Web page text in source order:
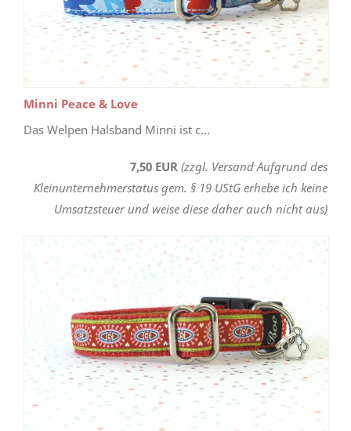
Minni Peace & Love
Das Welpen Halsband Minni ist c...
7,50 EUR (zzgl. Versand Aufgrund des
Kleinunternehmerstatus gem. § 19 UStG erhebe ich keine
Umsatzsteuer und weise diese daher auch nicht aus)